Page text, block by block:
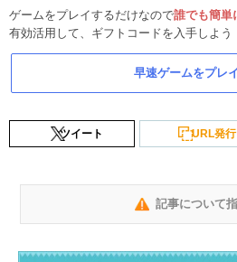
ゲームをプレイするだけなので誰でも簡単
有効活用して、ギフトコードを入手しよう
早速ゲームをプレ
ツイート URL発行
記事について